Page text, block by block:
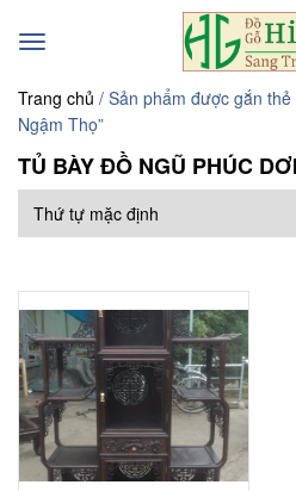
Toggle
Trang chủ / Sản phẩm được gắn
Ngậm Thọ”
TỦ BÀY ĐỒ NGŨ PHÚC